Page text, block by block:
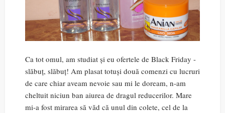
Ca tot omul, am studiat și eu ofertele de Black Friday -
slăbuț, slăbuț! Am plasat totuși două comenzi cu lucruri
de care chiar aveam nevoie sau mi le doream, n-am
cheltuit niciun ban aiurea de dragul reducerilor. Mare
mi-a fost mirarea să văd că unul din colete, cel de la